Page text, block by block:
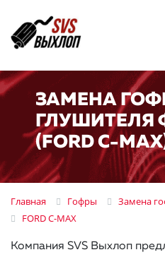
ЗАМЕНА
ГЛУШИТЕЛЯ
(FORD C-
Главная Гофры Замена
FORD C-MAX
Компания SVS Выхлоп